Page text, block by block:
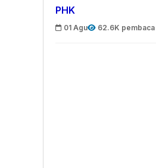
PHK
01 Agu 62.6K pembaca